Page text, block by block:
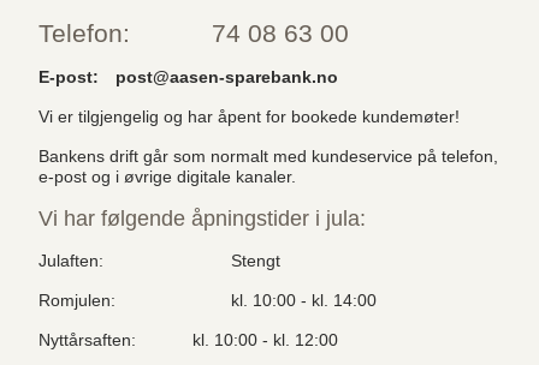
Telefon: 74 08 63 00
E-post: post@aasen-sparebank.no
Vi er tilgjengelig og har åpent for bookede kundemøter!
Bankens drift går som normalt med kundeservice på telefon,
e-post og i øvrige digitale kanaler.
Vi har følgende åpningstider i jula:
Julaften: Stengt
Romjulen: kl. 10:00 - kl. 14:00
Nyttårsaften: kl. 10:00 - kl. 12:00